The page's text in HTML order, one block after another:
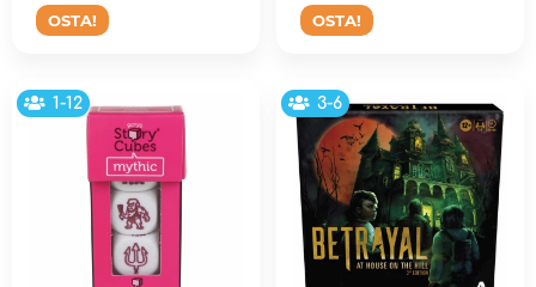
OSTA! OSTA!
1-12 3-6